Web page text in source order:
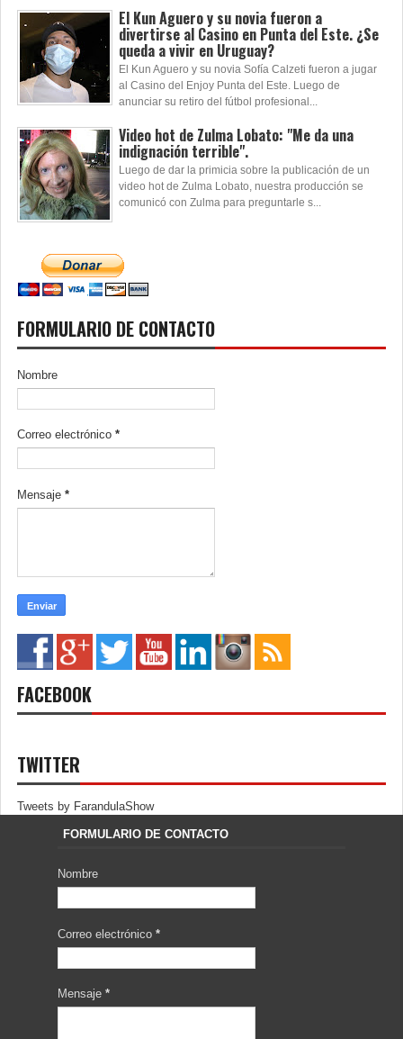
El Kun Aguero y su novia fueron a
divertirse al Casino en Punta del Este. ¿Se
queda a vivir en Uruguay?
El Kun Aguero y su novia Sofía Calzeti fueron a jugar
al Casino del Enjoy Punta del Este. Luego de
anunciar su retiro del fútbol profesional...
Video hot de Zulma Lobato: "Me da una
indignación terrible".
Luego de dar la primicia sobre la publicación de un
video hot de Zulma Lobato, nuestra producción se
comunicó con Zulma para preguntarle s...
FORMULARIO DE CONTACTO
Nombre
Correo electrónico *
Mensaje *
FACEBOOK
TWITTER
Tweets by FarandulaShow
FORMULARIO DE CONTACTO
Nombre
Correo electrónico *
Mensaje *